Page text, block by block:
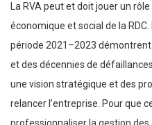
La RVA peut et doit jouer un
économique et social de la
période 2021–2023
et des décennies de
une vision stratégique et des
relancer l’entreprise. Pour que